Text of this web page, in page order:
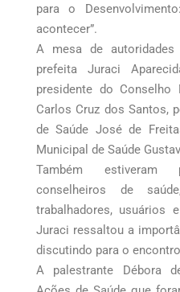
para o
acontecer”.
A mesa de
prefeita Juraci
presidente do
Carlos Cruz dos Santos,
de Saúde José de
Municipal de Saúde
Também estiveram
conselheiros de
trabalhadores, usuários
Juraci ressaltou a
discutindo para o
A palestrante Débora